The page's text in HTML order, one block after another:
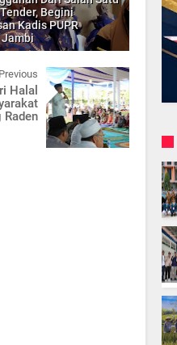
Begini
Kadis PUPR
Jambi
Previous
Halal
Raden